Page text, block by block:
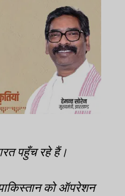
पहुँच रहे हैं।
को ऑपरेशन